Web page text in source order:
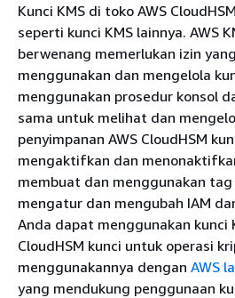
Kunci KMS di toko AWS
seperti kunci KMS lainnya. AWS
berwenang memerlukan izin
menggunakan dan mengelola
menggunakan prosedur konsol
sama untuk melihat dan
penyimpanan AWS CloudHSM
mengaktifkan dan
membuat dan menggunakan
mengatur dan mengubah IAM
Anda dapat menggunakan kunci
CloudHSM kunci untuk operasi
menggunakannya dengan AWS
yang mendukung penggunaan